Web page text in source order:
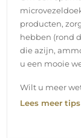
uw pakket
meerprijs van
binnenshuis
woning wordt
een diameter
van de deur.
kiest en